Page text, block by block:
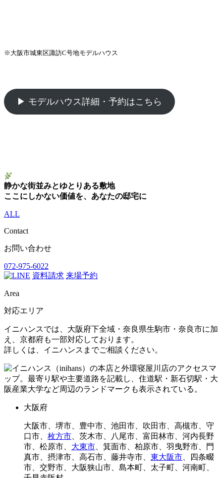
※大阪市城東区諏訪C号地モデルハウス
▶ モデルハウス詳細・予約はこちら
静かな街並みとゆとりある敷地
ここにしかない価値を、あなたの邸宅に
ALL
Contact
お問い合わせ
072-975-6022
資料請求 来場予約
Area
対応エリア
イニハンスでは、大阪府下全域・奈良県生駒市・奈良市に加
え、京都府も一部対応しております。
詳しくは、イニハンスまでご相談ください。
大阪府
大阪市、堺市、豊中市、池田市、吹田市、高槻市、守
口市、 枚方市 、茨木市、八尾市、富田林市、河内長野
市、松原市、 大東市 、箕面市、柏原市、羽曳野市、門
真市、摂津市、高石市、藤井寺市、 東大阪市 、四条畷
市、交野市、大阪狭山市、島本町、太子町、河南町、